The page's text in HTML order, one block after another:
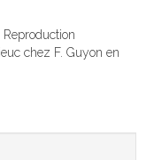
chez F. Guyon en